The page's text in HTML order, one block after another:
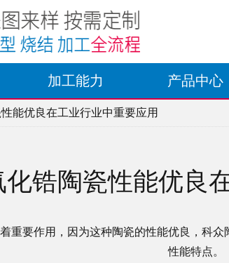
加工能力 产品中心
能优良在工业行业中重要应用
锆陶瓷性能优良
重要作用，因为这种陶瓷的性能优良，科
性能特点。